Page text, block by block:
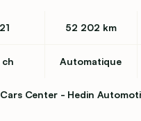
52 202 km
ch Automatique
Cars Center - Hedin